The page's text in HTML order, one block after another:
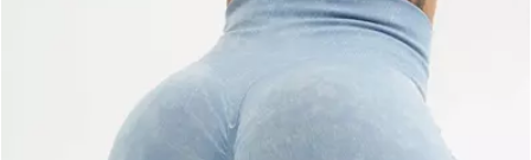
Soy nuevo
Club de Recompensas